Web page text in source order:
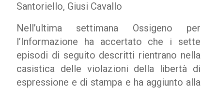
Santoriello, Giusi Cavallo
Nell’ultima settimana Ossigeno per
l’Informazione ha accertato che i sette
episodi di seguito descritti rientrano nella
casistica delle violazioni della libertà di
espressione e di stampa e ha aggiunto alla